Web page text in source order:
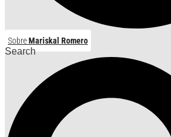
SobreMariskal Romero
Search